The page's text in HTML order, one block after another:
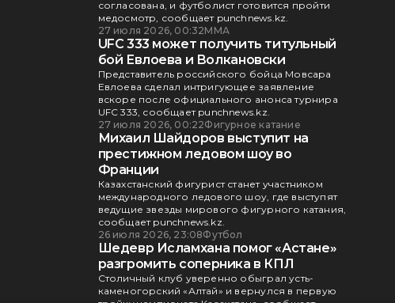
согласована, и футболист готовится пройти
медосмотр, сообщает punchnews.kz.
27 июля 2026, 00:32ММА
UFC 333 может получить титульный
бой Евлоева и Волкановски
Представитель российского бойца Мовсара
Евлоева сделал интригующее заявление
вскоре после официального анонса турнира
UFC 333, сообщает punchnews.kz.
27 июля 2026, 00:22Фигурное катание
Михаил Шайдоров выступит на
престижном ледовом шоу во
Франции
Казахстанский фигурист станет участником
международного ледового шоу, где выступят
ведущие звезды мирового фигурного катания,
сообщает punchnews.kz.
26 июля 2026, 23:08Футбол
Шедевр Исламхана помог «Астане»
разгромить соперника в КПЛ
Столичный клуб уверенно обыграл усть-
каменогорский «Алтай» и вернулся в первую